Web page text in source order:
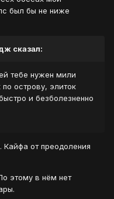
был бы не ниже
сказал:
тебе нужен мили
острову, элиток
и безболезненно
от преодоления
этому в нём нет